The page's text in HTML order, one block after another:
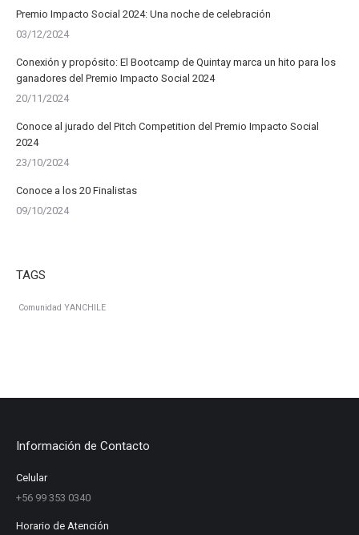
Premio Impacto Social 2024: Una noche de celebración
03/12/2024
Conexión y propósito: El Bootcamp de Quintay marca un hito para los
ganadores del Premio Impacto Social 2024
20/11/2024
Conoce al jurado del Pitch Competition del Premio Impacto Social
2024
23/10/2024
Conoce a los 20 Finalistas
09/10/2024
TAGS
Comunidad YANCHILE
Información de Contacto
Celular
+56 99 353 0340
Horario de Atención